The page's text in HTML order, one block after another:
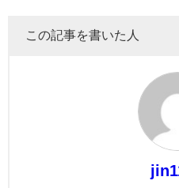
この記事を書いた人